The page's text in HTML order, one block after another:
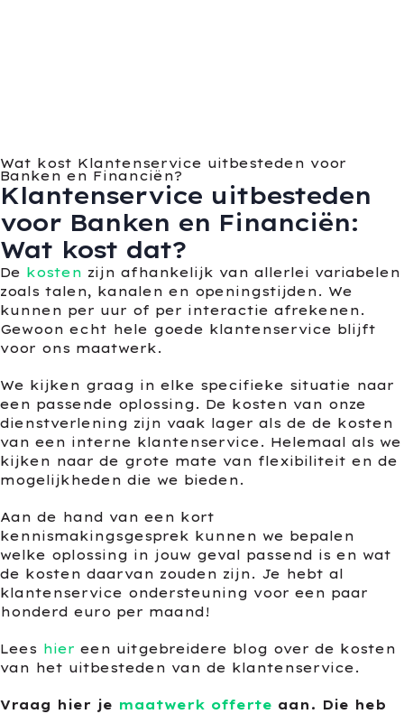
Wat kost Klantenservice uitbesteden voor
Banken en Financiën?
Klantenservice uitbesteden
voor Banken en Financiën:
Wat kost dat?
De kosten zijn afhankelijk van allerlei variabelen
zoals talen, kanalen en openingstijden. We
kunnen per uur of per interactie afrekenen.
Gewoon echt hele goede klantenservice blijft
voor ons maatwerk.
We kijken graag in elke specifieke situatie naar
een passende oplossing. De kosten van onze
dienstverlening zijn vaak lager als de de kosten
van een interne klantenservice. Helemaal als we
kijken naar de grote mate van flexibiliteit en de
mogelijkheden die we bieden.
Aan de hand van een kort
kennismakingsgesprek kunnen we bepalen
welke oplossing in jouw geval passend is en wat
de kosten daarvan zouden zijn. Je hebt al
klantenservice ondersteuning voor een paar
honderd euro per maand!
Lees hier een uitgebreidere blog over de kosten
van het uitbesteden van de klantenservice.
Vraag hier je maatwerk offerte aan. Die heb